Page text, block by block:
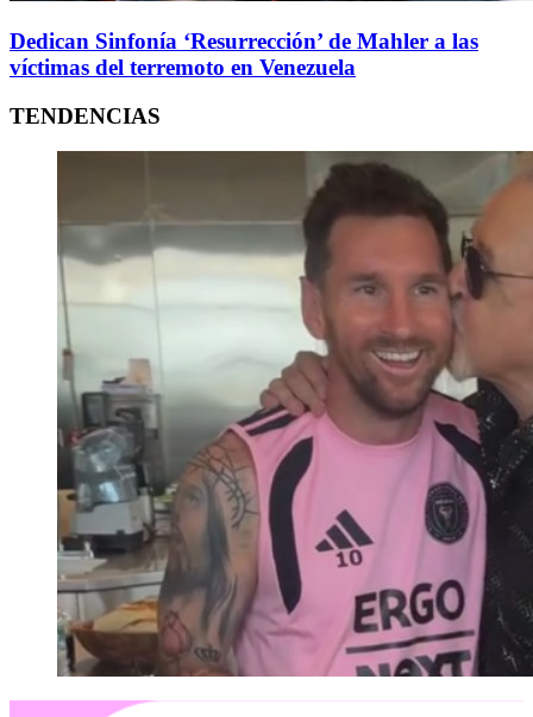
Dedican Sinfonía ‘Resurrección’ de Mahler a las
víctimas del terremoto en Venezuela
TENDENCIAS